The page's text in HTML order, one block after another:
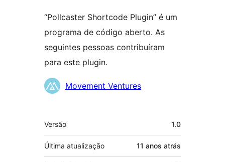
“Pollcaster Shortcode Plugin” é um
programa de código aberto. As
seguintes pessoas contribuíram
para este plugin.
Colaboradores
Movement Ventures
Meta
Versão 1.0
Última atualização 11 anos atrás